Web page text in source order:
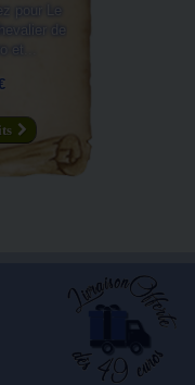
pour Le
de
et...